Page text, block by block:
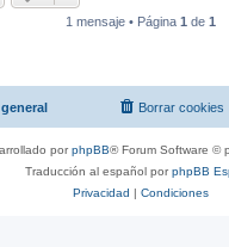
1 mensaje • Página 1 de 1
Borrar cookies
porphpBB® Forum Software ©
Traducción al español porphpBB
Privacidad | Condiciones